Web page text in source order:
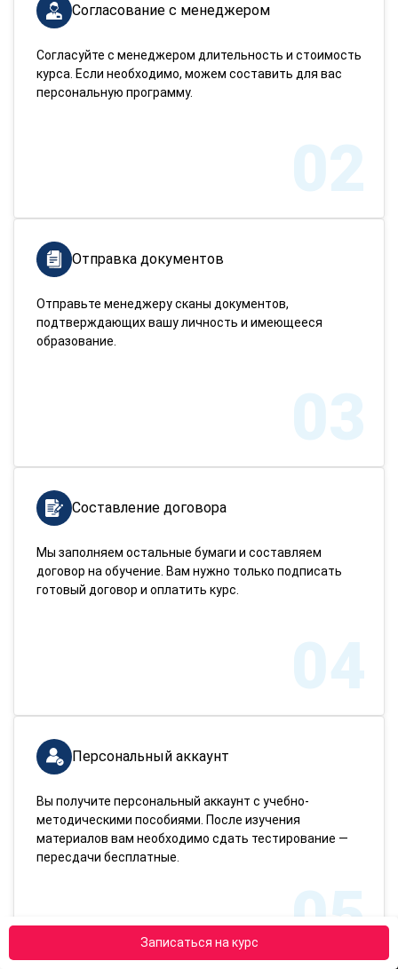
Записаться на курс
Согласование с менеджером
Согласуйте с менеджером длительность и стоимость
курса. Если необходимо, можем составить для вас
персональную программу.
02
Отправка документов
Отправьте менеджеру сканы документов,
подтверждающих вашу личность и имеющееся
образование.
03
Составление договора
Мы заполняем остальные бумаги и составляем
договор на обучение. Вам нужно только подписать
готовый договор и оплатить курс.
04
Персональный аккаунт
Вы получите персональный аккаунт с учебно-
методическими пособиями. После изучения
материалов вам необходимо сдать тестирование —
пересдачи бесплатные.
05